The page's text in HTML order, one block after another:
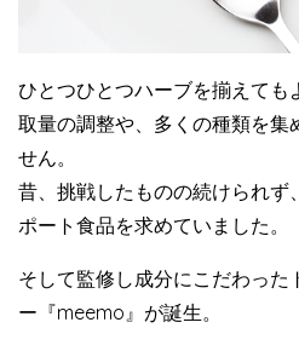
ひとつひとつハーブを揃えても
取量の調整や、多くの種類を集
せん。
昔、挑戦したものの続けられず
ポート食品を求めていました。
そして監修し成分にこだわった
ー『meemo』が誕生。